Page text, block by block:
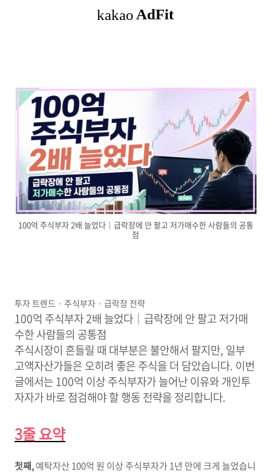
100억 주식부자 2배 늘었다｜급락장에 안 팔고 저가매수한 사람들의 공통
점
투자 트렌드 · 주식부자 · 급락장 전략
100억 주식부자 2배 늘었다｜급락장에 안 팔고 저가매
수한 사람들의 공통점
주식시장이 흔들릴 때 대부분은 불안해서 팔지만, 일부
고액자산가들은 오히려 좋은 주식을 더 담았습니다. 이번
글에서는 100억 이상 주식부자가 늘어난 이유와 개인투
자자가 바로 점검해야 할 행동 전략을 정리합니다.
3줄 요약
첫째,예탁자산 100억 원 이상 주식부자가 1년 만에 크게 늘었습니